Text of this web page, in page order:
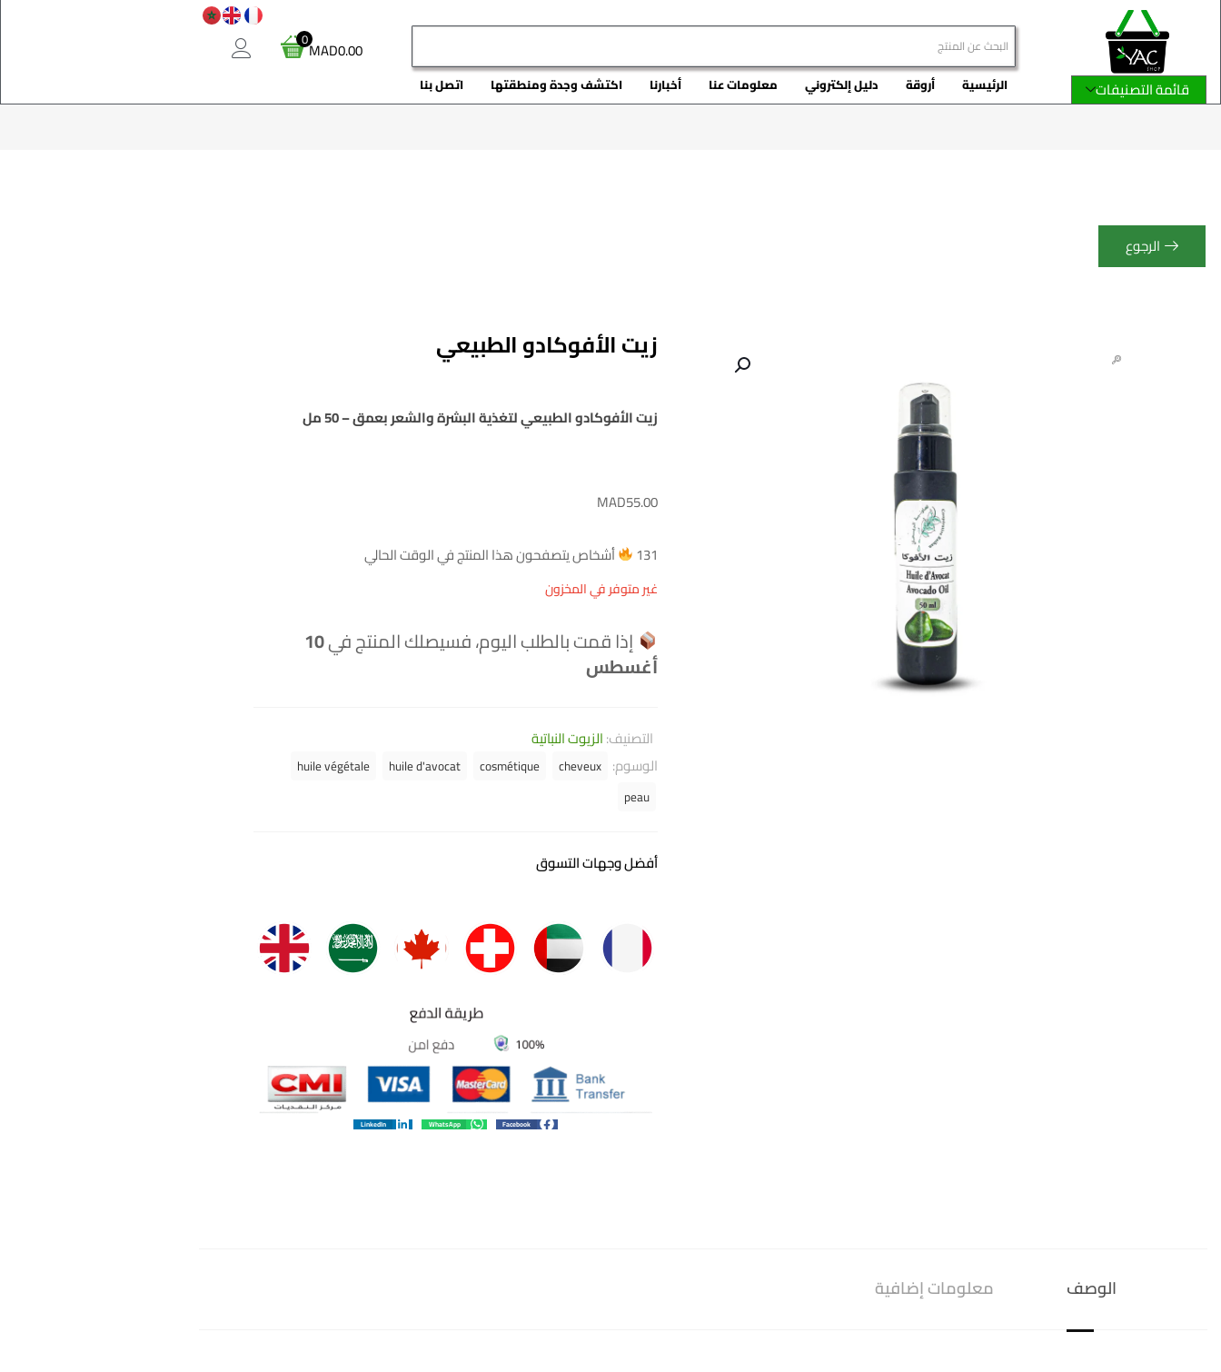
قائمة التصنيفات الرئيسية أروقة دليل إلكتروني معلومات عنا أخبارنا اكتشف وجدة ومنطقتها اتصل بنا
MAD0.00
0
الرجوع
زيت الأفوكادو الطبيعي
زيت الأفوكادو الطبيعي لتغذية البشرة والشعر بعمق – 50 مل
MAD55.00
131
أشخاص يتصفحون هذا المنتج في الوقت الحالي
غير متوفر في المخزون
إذا قمت بالطلب اليوم، فسيصلك المنتج في10
أغسطس
التصنيف:الزيوت النباتية
الوسوم: cheveux
cosmétique
huile d'avocat
huile végétale
peau
أفضل وجهات التسوق
Facebook
WhatsApp
LinkedIn
الوصف معلومات إضافية